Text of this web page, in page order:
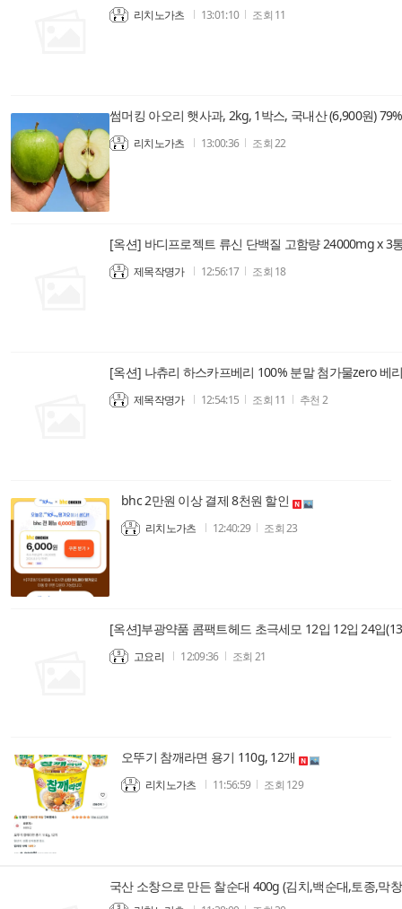
리치노가츠 13:01:10 조회 11
썸머킹 아오리 햇사과, 2kg, 1박스, 국내산 (6,900원) 79%
리치노가츠 13:00:36 조회22
제목작명가 12:56:17 조회 18
제목작명가 12:54:15 조회 11 추천 2
bhc 2만원 이상 결제 8천원 할인
리치노가츠 12:40:29 조회23
고요리 12:09:36 조회 21
오뚜기 참깨라면 용기 110g, 12개
리치노가츠 11:56:59 조회 129
국산 소창으로 만든 찰순대 400g (김치,백순대,토종,막